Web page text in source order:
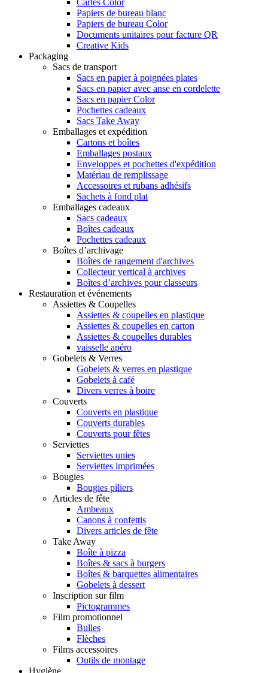
Cartes Color
Papiers de bureau blanc
Papiers de bureau Color
Documents unitaires pour facture QR
Creative Kids
Packaging
Sacs de transport
Sacs en papier à poignées plates
Sacs en papier avec anse en cordelette
Sacs en papier Color
Pochettes cadeaux
Sacs Take Away
Emballages et expédition
Cartons et boîtes
Emballages postaux
Enveloppes et pochettes d'expédition
Matériau de remplissage
Accessoires et rubans adhésifs
Sachets à fond plat
Emballages cadeaux
Sacs cadeaux
Boîtes cadeaux
Pochettes cadeaux
Boîtes d’archivage
Boîtes de rangement d'archives
Collecteur vertical à archives
Boîtes d’archives pour classeurs
Restauration et événements
Assiettes & Coupelles
Assiettes & coupelles en plastique
Assiettes & coupelles en carton
Assiettes & coupelles durables
vaisselle apéro
Gobelets & Verres
Gobelets & verres en plastique
Gobelets à café
Divers verres à boire
Couverts
Couverts en plastique
Couverts durables
Couverts pour fêtes
Serviettes
Serviettes unies
Serviettes imprimées
Bougies
Bougies piliers
Articles de fête
Ambeaux
Canons à confettis
Divers articles de fête
Take Away
Boîte à pizza
Boîtes & sacs à burgers
Boîtes & barquettes alimentaires
Gobelets à dessert
Inscription sur film
Pictogrammes
Film promotionnel
Bulles
Flèches
Films accessoires
Outils de montage